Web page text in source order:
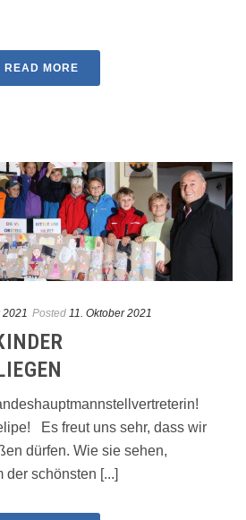
READ MORE
2021 Posted 11. Oktober 2021
Es freut uns sehr, dass wir
dürfen. Wie sie sehen,
schönsten [...]